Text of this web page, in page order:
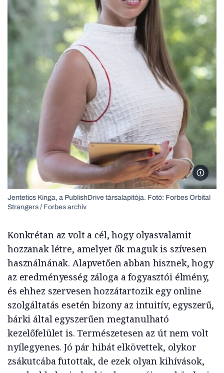
Jentetics Kinga, a PublishDrive társalapítója. Fotó: Forbes Orbital
Strangers / Forbes archív
Konkrétan az volt a cél, hogy olyasvalamit
hozzanak létre, amelyet ők maguk is szívesen
használnának. Alapvetően abban hisznek, hogy
az eredményesség záloga a fogyasztói élmény,
és ehhez szervesen hozzátartozik egy online
szolgáltatás esetén bizony az intuitív, egyszerű,
bárki által egyszerűen megtanulható
kezelőfelület is. Természetesen az út nem volt
nyílegyenes. Jó pár hibát elkövettek, olykor
zsákutcába futottak, de ezek olyan kihívások,